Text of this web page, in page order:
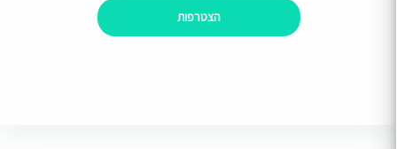
הצטרפות